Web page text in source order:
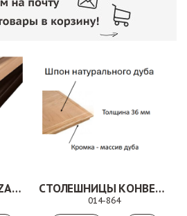
СТОЛЕШНИЦЫ WERZALIT/WERMODIN СТОЛЕШНИЦЫ КОНВЕРТ.
014-864